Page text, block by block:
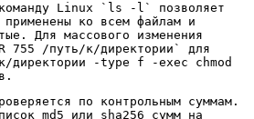
команду Linux `ls -l` позволяет
ко всем файлам и
Для массового изменения
755 /путь/к/директории` для
-type f -exec chmod
по контрольным суммам.
md5 или sha256 сумм на